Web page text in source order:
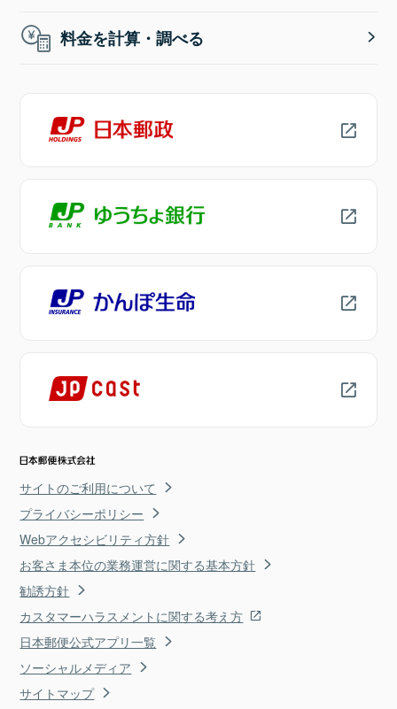
料金を計算・調べる
サイトのご利用について
プライバシーポリシー
Webアクセシビリティ方針
お客さま本位の業務運営に関する基本方針
勧誘方針
カスタマーハラスメントに関する考え方
日本郵便公式アプリ一覧
ソーシャルメディア
サイトマップ